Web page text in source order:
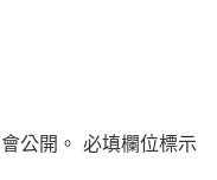
公開。 必填欄位標示